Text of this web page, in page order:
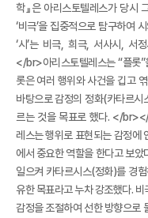
학』은 아리스토텔레스가 당시
‘비극’을 집중적으로 탐구하여
‘시’는 비극, 희극, 서사시, 서
</br>아리스토텔레스는 “플롯
롯은 여러 행위와 사건을 깁고
바탕으로 감정의 정화(카타르시
르는 것을 목표로 했다. </
레스는 행위로 표현되는 감정에
에서 중요한 역할을 한다고 보았
일으켜 카타르시스(정화)를 경
유한 목표라고 누차 강조했다.
감정을 조절하여 선한 방향으